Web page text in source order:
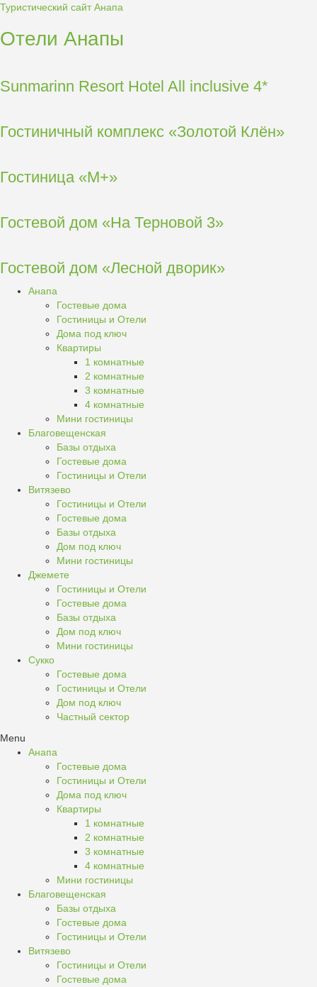
Туристический сайт Анапа
Отели Анапы
Sunmarinn Resort Hotel All inclusive 4*
Гостиничный комплекс «Золотой Клён»
Гостиница «М+»
Гостевой дом «На Терновой 3»
Гостевой дом «Лесной дворик»
Анапа
Гостевые дома
Гостиницы и Отели
Дома под ключ
Квартиры
1 комнатные
2 комнатные
3 комнатные
4 комнатные
Мини гостиницы
Благовещенская
Базы отдыха
Гостевые дома
Гостиницы и Отели
Витязево
Гостиницы и Отели
Гостевые дома
Базы отдыха
Дом под ключ
Мини гостиницы
Джемете
Гостиницы и Отели
Гостевые дома
Базы отдыха
Дом под ключ
Мини гостиницы
Сукко
Гостевые дома
Гостиницы и Отели
Дом под ключ
Частный сектор
Menu
Анапа
Гостевые дома
Гостиницы и Отели
Дома под ключ
Квартиры
1 комнатные
2 комнатные
3 комнатные
4 комнатные
Мини гостиницы
Благовещенская
Базы отдыха
Гостевые дома
Гостиницы и Отели
Витязево
Гостиницы и Отели
Гостевые дома